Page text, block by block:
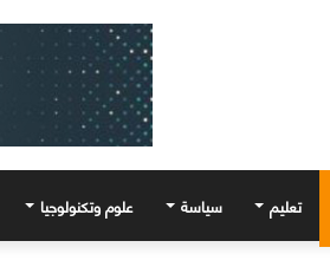
تعليم سياسة علوم وتكنولوجيا